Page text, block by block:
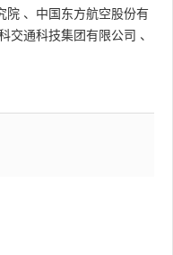
院 、 中国东方航空股份有
交通科技集团有限公司 、